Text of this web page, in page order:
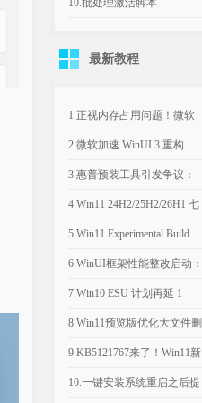
10.批处理激活脚本
文版最新教程
1.正视内存占用问题！微软
计划年底优化Win11，改善
8GB设备运行体验
2.微软加速 WinUI 3 重构
Win11，深色属性界面仅是
开端
3.惠普预装工具引发争议：
Win11电脑反复推送弹窗，
引导设置Bing为默认搜索引
擎
4.Win11 24H2/25H2/26H1 七
月可选更新：文件管理器优
化文件大小单位
5.Win11 Experimental Build
29634.1000：新增语音访问
人声隔离
6.WinUI框架性能整改启动：
微软承认Win11内置应用内
存过高，底层优化前置
7.Win10 ESU 计划再延 1
年，支持期限至 2027年 10月
8.Win11预览版优化大文件删
除流程，告别“正在计算”弹
窗
9.KB5121767来了！Win11新
补丁修复部分戴尔电脑意外
10.一键安装系统重启之后提